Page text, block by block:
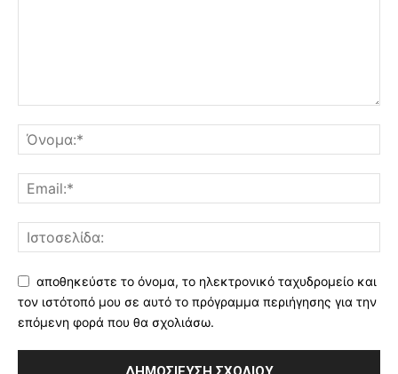
αποθηκεύστε το όνομα, το ηλεκτρονικό ταχυδρομείο και
τον ιστότοπό μου σε αυτό το πρόγραμμα περιήγησης για την
επόμενη φορά που θα σχολιάσω.